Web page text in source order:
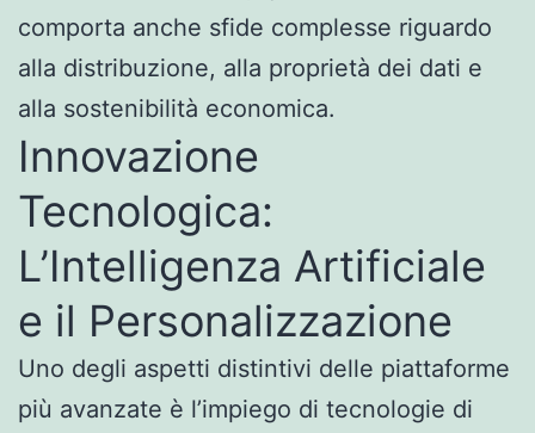
comporta anche sfide complesse riguardo
alla distribuzione, alla proprietà dei dati e
alla sostenibilità economica.
Innovazione
Tecnologica:
L’Intelligenza Artificiale
e il Personalizzazione
Uno degli aspetti distintivi delle piattaforme
più avanzate è l’impiego di tecnologie di